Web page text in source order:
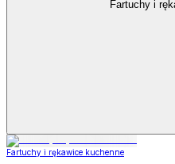
Fartuchy i
Fartuchy i rękawice kuchenne